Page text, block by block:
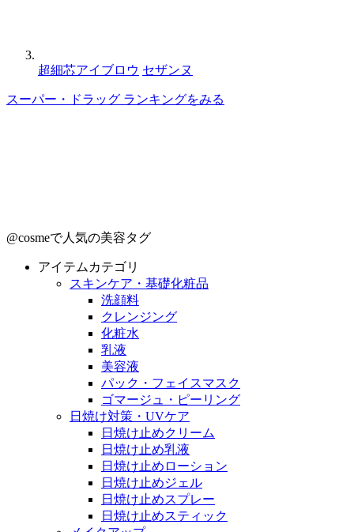
超細芯アイブロウ セザンヌ
スーパー・ドラッグ ランキングをみる
@cosmeで人気の美容タグ
アイテムカテゴリ
スキンケア・基礎化粧品
洗顔料
クレンジング
化粧水
乳液
美容液
パック・フェイスマスク
ゴマージュ・ピーリング
日焼け対策・UVケア
日焼け止めクリーム
日焼け止め乳液
日焼け止めローション
日焼け止めジェル
日焼け止めスプレー
日焼け止めスティック